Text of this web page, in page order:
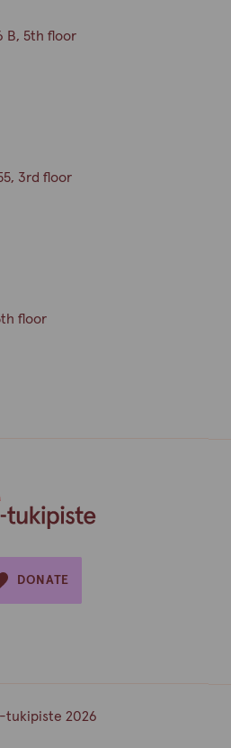
B, 5th floor
3rd floor
floor
DONATE
tukipiste 2026